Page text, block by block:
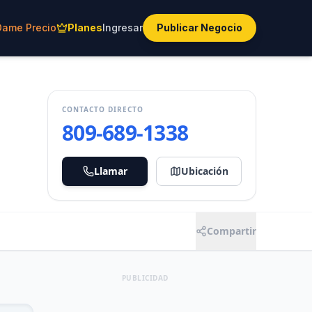
Precio PlanesIngresar Publicar Negocio
CONTACTO DIRECTO
809-689-1338
Llamar Ubicación
Compartir
PUBLICIDAD